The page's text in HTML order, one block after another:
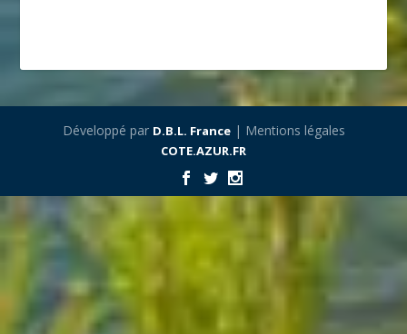
Développé par D.B.L. France| Mentions légales
COTE.AZUR.FR